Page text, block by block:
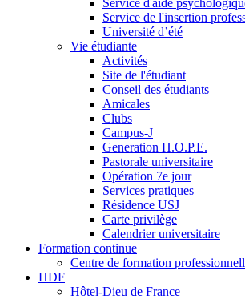
Service de l'insertion
Université d’été
Vie étudiante
Activités
Site de l'étudiant
Conseil des étudiants
Amicales
Clubs
Campus-J
Generation H.O.P.E.
Pastorale universitaire
Opération 7e jour
Services pratiques
Résidence USJ
Carte privilège
Calendrier universitaire
Formation continue
Centre de formation
HDF
Hôtel-Dieu de France